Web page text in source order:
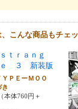
こんな商品もチェッ
ｔｒａｎｇ
３ 新装版
ＰＥーＭＯＯ
き
本体760円＋